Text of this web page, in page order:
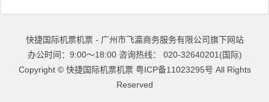
快捷国际机票机票 - 广州市飞瀛商务服务有限公司旗下网站
办公时间：9:00～18:00 咨询热线： 020-32640201(国际)
Copyright © 快捷国际机票机票 粤ICP备11023295号 All Rights
Reserved